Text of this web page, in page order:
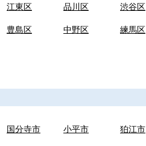
江東区 品川区 渋谷区
豊島区 中野区 練馬区
国分寺市 小平市 狛江市